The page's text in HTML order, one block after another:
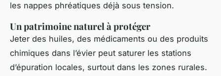
les nappes phréatiques déjà sous tension.
Un patrimoine naturel à protéger
Jeter des huiles, des médicaments ou des produits
chimiques dans l’évier peut saturer les stations
d’épuration locales, surtout dans les zones rurales.